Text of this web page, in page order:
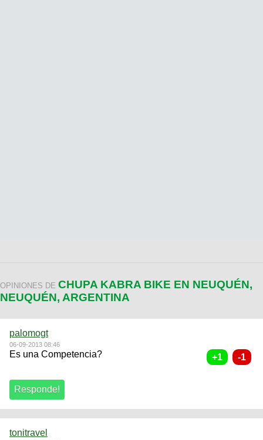
OPINIONES DE CHUPA KABRA BIKE EN NEUQUÉN,
NEUQUÉN, ARGENTINA
palomogt
06-09-2013 08:46
Es una Competencia?
tonitravel